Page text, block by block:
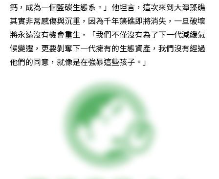
鈣，成為一個藍碳生態系。」他坦言，這次來到大潭藻礁
其實非常感傷與沉重，因為千年藻礁即將消失，一旦破壞
將永遠沒有機會重生，「我們不僅沒有為了下一代減緩氣
候變遷，更要剝奪下一代擁有的生態資產，我們沒有經過
他們的同意，就像是在強暴這些孩子。」